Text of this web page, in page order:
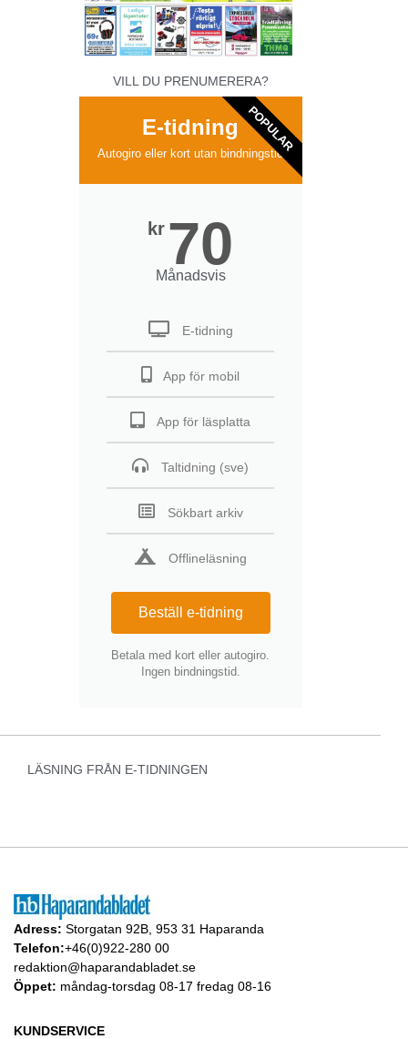
VILL DU PRENUMERERA?
E-tidning
Autogiro eller kort utan bindningstid
kr 70
Månadsvis
E-tidning
App för mobil
App för läsplatta
Taltidning (sve)
Sökbart arkiv
Offlineläsning
Beställ e-tidning
Betala med kort eller autogiro.
Ingen bindningstid.
POPULAR
LÄSNING FRÅN E-TIDNINGEN
Adress: Storgatan 92B, 953 31 Haparanda
Telefon:+46(0)922-280 00
redaktion@haparandabladet.se
Öppet: måndag-torsdag 08-17 fredag 08-16
KUNDSERVICE